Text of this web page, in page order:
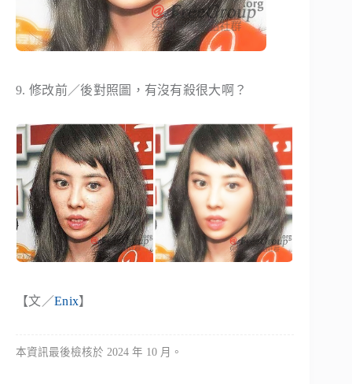
9. 修改前／後對照圖，有沒有殺很大啊？
【文／Enix】
本資訊最後檢核於 2024 年 10 月。